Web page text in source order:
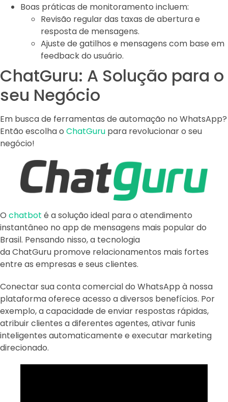
Boas práticas de monitoramento incluem:
Revisão regular das taxas de abertura e
resposta de mensagens.
Ajuste de gatilhos e mensagens com base em
feedback do usuário.
ChatGuru: A Solução para o
seu Negócio
Em busca de ferramentas de automação no WhatsApp?
Então escolha o ChatGuru para revolucionar o seu
negócio!
O chatbot é a solução ideal para o atendimento
instantâneo no app de mensagens mais popular do
Brasil. Pensando nisso, a tecnologia
da ChatGuru promove relacionamentos mais fortes
entre as empresas e seus clientes.
Conectar sua conta comercial do WhatsApp à nossa
plataforma oferece acesso a diversos benefícios. Por
exemplo, a capacidade de enviar respostas rápidas,
atribuir clientes a diferentes agentes, ativar funis
inteligentes automaticamente e executar marketing
direcionado.